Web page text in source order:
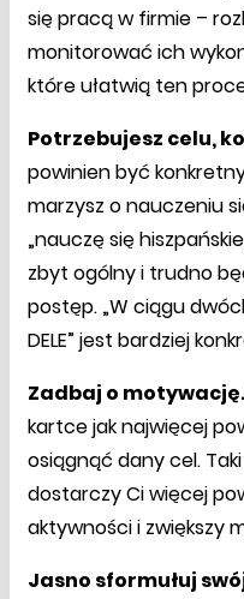
się pracą w firmie –
monitorować ich
które ułatwią ten
Potrzebujesz celu,
powinien być
marzysz o nauczeniu
„nauczę się
zbyt ogólny i trudno
postęp. „W ciągu
DELE” jest bardziej
Zadbaj o motywację.
kartce jak najwięcej
osiągnąć dany cel.
dostarczy Ci więcej
aktywności i zwiększy
Jasno sformułuj